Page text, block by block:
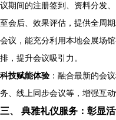
议期间的注册签到、资料分发
至会后、效果评估，提供全周
会议，能充分利用本地会展场
排，提升会议吸引力。
科技赋能体验 ：融合最新的会
务、线上同步会议等，增强互
三、 典雅礼仪服务：彰显